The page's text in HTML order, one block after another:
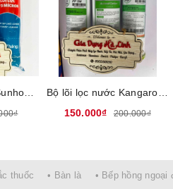
150.000₫
200.000₫
thuốc • Bàn là • Bếp hồng ngoại